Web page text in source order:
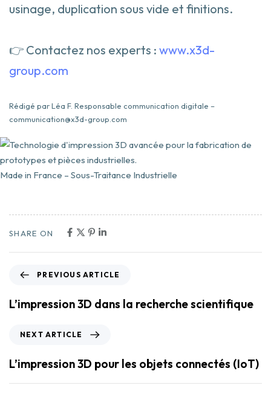
usinage, duplication sous vide et finitions.
👉 Contactez nos experts : www.x3d-
group.com
Rédigé par Léa F. Responsable communication digitale –
communication@x3d-group.com
Made in France – Sous-Traitance Industrielle
SHARE ON
PREVIOUS ARTICLE
L’impression 3D dans la recherche scientifique
NEXT ARTICLE
L’impression 3D pour les objets connectés (IoT)